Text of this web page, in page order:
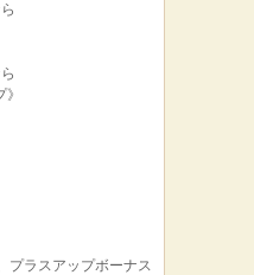
プラスアップボーナス